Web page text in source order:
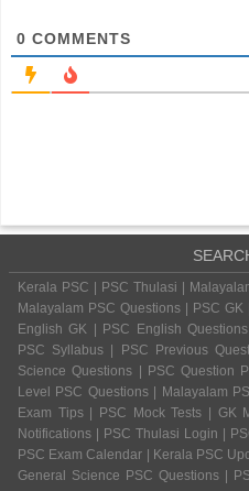
0 COMMENTS
Kerala PSC | PSC Thulasi |
Malayalam PSC Questions | PSC
English GK | PSC English
PSC Syllabus | PSC Previous
Science Questions | PSC Question
Level PSC Questions | Malayalam
Exam Tips | PSC Mock Tests | GK
Notifications | PSC Thulasi Login |
PSC Exam Calendar | Kerala PSC
General Science PSC Questions |